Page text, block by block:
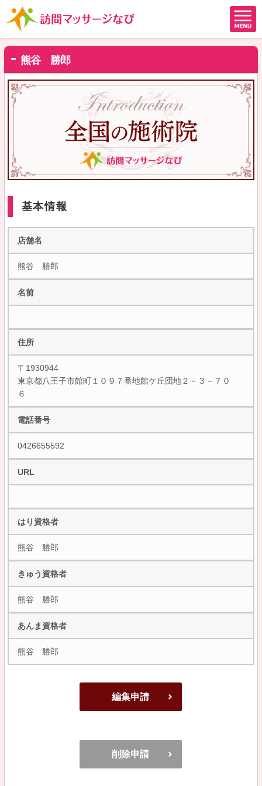
熊谷 勝郎
基本情報
店舗名
熊谷 勝郎
名前
住所
〒1930944
東京都八王子市館町１０９７番地館ケ丘団地２－３－７０
６
電話番号
0426655592
URL
はり資格者
熊谷 勝郎
きゅう資格者
熊谷 勝郎
あんま資格者
熊谷 勝郎
編集申請
削除申請